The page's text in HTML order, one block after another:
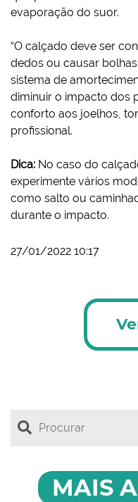
evaporação do suor.
“O calçado deve ser
dedos ou causar
sistema de
diminuir o impacto dos
conforto aos joelhos,
profissional.
Dica: No caso do
experimente vários
como salto ou
durante o impacto.
27/01/2022 10:17
MAIS